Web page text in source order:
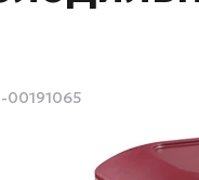
00191065